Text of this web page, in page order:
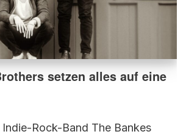
setzen alles auf eine
Rock-Band The Bankes